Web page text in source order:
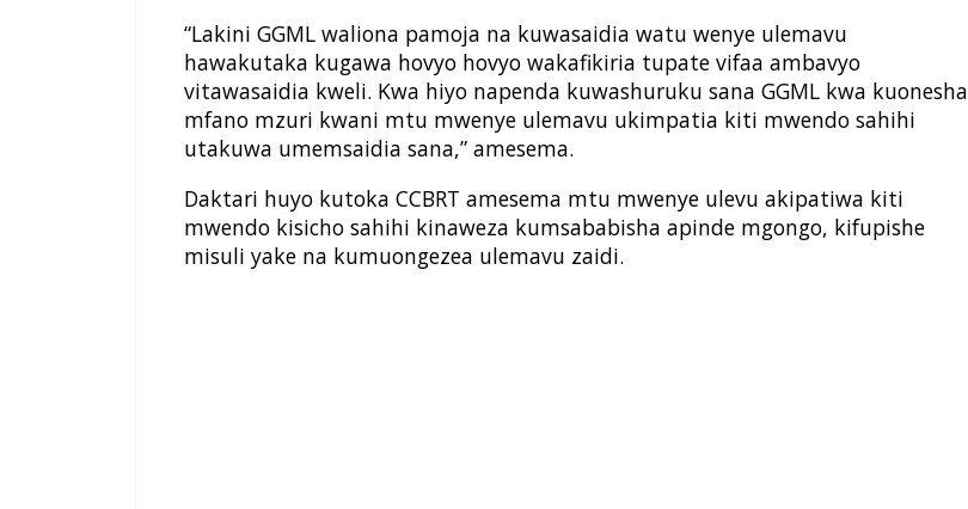
“Lakini GGML waliona pamoja na kuwasaidia watu wenye ulemavu
hawakutaka kugawa hovyo hovyo wakafikiria tupate vifaa ambavyo
vitawasaidia kweli. Kwa hiyo napenda kuwashuruku sana GGML kwa kuonesha
mfano mzuri kwani mtu mwenye ulemavu ukimpatia kiti mwendo sahihi
utakuwa umemsaidia sana,” amesema.
Daktari huyo kutoka CCBRT amesema mtu mwenye ulevu akipatiwa kiti
mwendo kisicho sahihi kinaweza kumsababisha apinde mgongo, kifupishe
misuli yake na kumuongezea ulemavu zaidi.